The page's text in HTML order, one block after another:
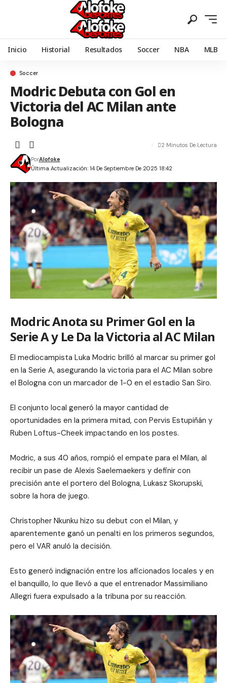
Inicio Historial Resultados Soccer NBA MLB
Soccer
Modric Debuta con Gol en
Victoria del AC Milan ante
Bologna
Última Actualización: 14 De Septiembre De 2025 18:42
PorAlofoke
2 Minutos De Lectura
Modric Anota su Primer Gol en la
Serie A y Le Da la Victoria al AC Milan
El mediocampista Luka Modric brilló al marcar su primer gol
en la Serie A, asegurando la victoria para el AC Milan sobre
el Bologna con un marcador de 1-0 en el estadio San Siro.
El conjunto local generó la mayor cantidad de
oportunidades en la primera mitad, con Pervis Estupiñán y
Ruben Loftus-Cheek impactando en los postes.
Modric, a sus 40 años, rompió el empate para el Milan, al
recibir un pase de Alexis Saelemaekers y definir con
precisión ante el portero del Bologna, Lukasz Skorupski,
sobre la hora de juego.
Christopher Nkunku hizo su debut con el Milan, y
aparentemente ganó un penalti en los primeros segundos,
pero el VAR anuló la decisión.
Esto generó indignación entre los aficionados locales y en
el banquillo, lo que llevó a que el entrenador Massimiliano
Allegri fuera expulsado a la tribuna por su reacción.